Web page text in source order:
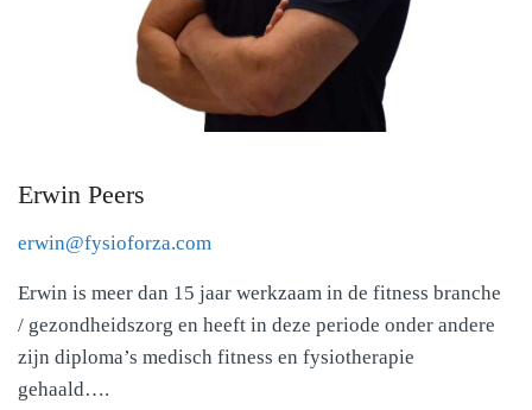
Erwin Peers
erwin@fysioforza.com
Erwin is meer dan 15 jaar werkzaam in de fitness branche
/ gezondheidszorg en heeft in deze periode onder andere
zijn diploma’s medisch fitness en fysiotherapie
gehaald….